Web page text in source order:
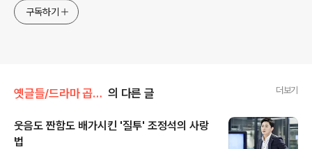
구독하기
옛글들/드라마 곱씹기 의 다른 글 더보기
웃음도 짠함도 배가시킨 '질투' 조정석의 사랑
법